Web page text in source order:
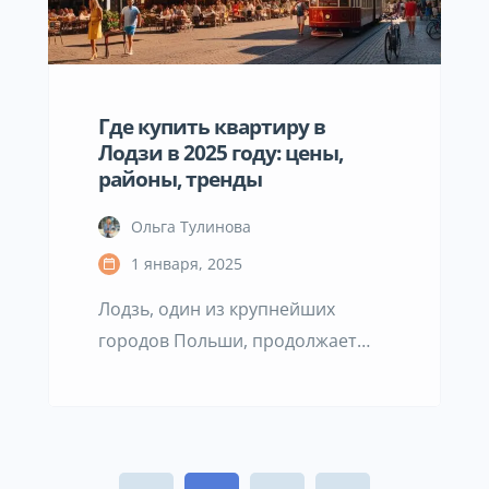
Стоимость жилья: квартира или
дом? Для тех, кто задумывается о
актуален вопрос: […]
Где купить квартиру в
Лодзи в 2025 году: цены,
районы, тренды
Ольга Тулинова
1 января, 2025
Лодзь, один из крупнейших
городов Польши, продолжает
продажи, количество